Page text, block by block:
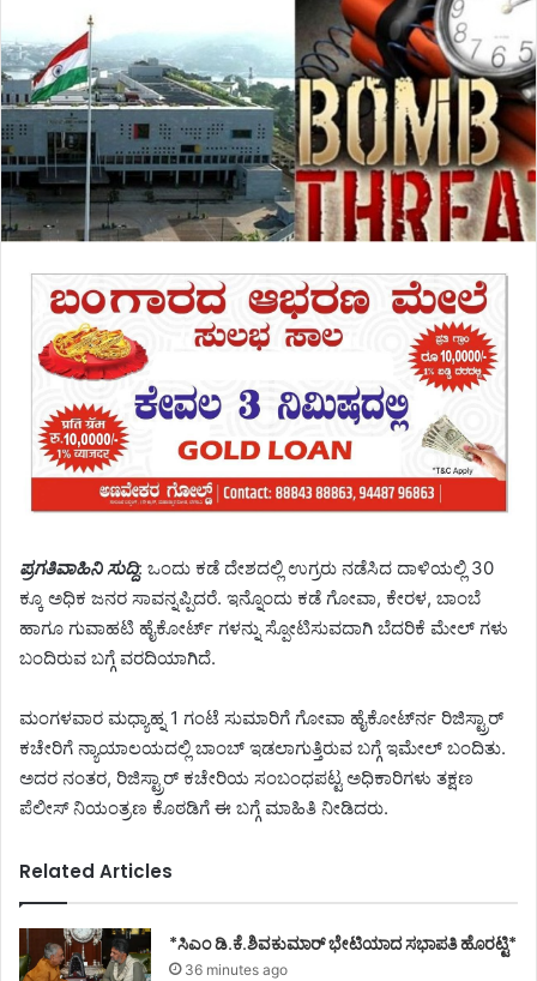
ಪ್ರಗತಿವಾಹಿನಿ ಸುದ್ದಿ: ಒಂದು ಕಡೆ ದೇಶದಲ್ಲಿ ಉಗ್ರರು ನಡೆಸಿದ ದಾಳಿಯಲ್ಲಿ 30
ಕ್ಕೂ ಅಧಿಕ ಜನರ ಸಾವನ್ನಪ್ಪಿದರೆ. ಇನ್ನೊಂದು ಕಡೆ ಗೋವಾ, ಕೇರಳ, ಬಾಂಬೆ
ಹಾಗೂ ಗುವಾಹಟಿ ಹೈಕೋರ್ಟ್ ಗಳನ್ನು ಸ್ಪೋಟಿಸುವದಾಗಿ ಬೆದರಿಕೆ ಮೇಲ್ ಗಳು
ಬಂದಿರುವ ಬಗ್ಗೆ ವರದಿಯಾಗಿದೆ.‌
ಮಂಗಳವಾರ ಮಧ್ಯಾಹ್ನ 1 ಗಂಟೆ ಸುಮಾರಿಗೆ ಗೋವಾ ಹೈಕೋಟ್‌ರ್ನ ರಿಜಿಸ್ಟ್ರಾರ್
ಕಚೇರಿಗೆ ನ್ಯಾಯಾಲಯದಲ್ಲಿ ಬಾಂಬ್ ಇಡಲಾಗುತ್ತಿರುವ ಬಗ್ಗೆ ಇಮೇಲ್ ಬಂದಿತು.
ಅದರ ನಂತರ, ರಿಜಿಸ್ಟ್ರಾರ್ ಕಚೇರಿಯ ಸಂಬಂಧಪಟ್ಟ ಅಧಿಕಾರಿಗಳು ತಕ್ಷಣ
ಪೆಲೀಸ್ ನಿಯಂತ್ರಣ ಕೊಠಡಿಗೆ ಈ ಬಗ್ಗೆ ಮಾಹಿತಿ ನೀಡಿದರು.
Related Articles
*ಸಿಎಂ ಡಿ.ಕೆ.ಶಿವಕುಮಾರ್ ಭೇಟಿಯಾದ ಸಭಾಪತಿ ಹೊರಟ್ಟಿ*
36 minutes ago